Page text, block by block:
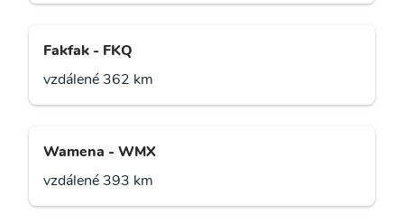
Fakfak - FKQ
vzdálené 362 km
Wamena - WMX
vzdálené 393 km